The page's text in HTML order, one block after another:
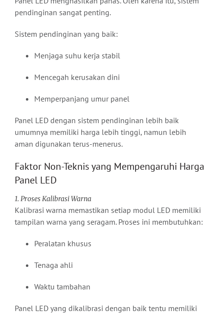
pendinginan sangat penting.
Sistem pendinginan yang baik:
Menjaga suhu kerja stabil
Mencegah kerusakan dini
Memperpanjang umur panel
Panel LED dengan sistem pendinginan lebih baik
umumnya memiliki harga lebih tinggi, namun lebih
aman digunakan terus-menerus.
Faktor Non-Teknis yang Mempengaruhi Harga
Panel LED
1. Proses Kalibrasi Warna
Kalibrasi warna memastikan setiap modul LED memiliki
tampilan warna yang seragam. Proses ini membutuhkan:
Peralatan khusus
Tenaga ahli
Waktu tambahan
Panel LED yang dikalibrasi dengan baik tentu memiliki